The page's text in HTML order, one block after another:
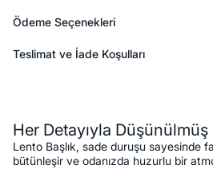
Ödeme Seçenekleri
Teslimat ve İade Koşulları
Her Detayıyla Düşünülmüş
Lento Başlık, sade duruşu sayesinde
bütünleşir ve odanızda huzurlu bir